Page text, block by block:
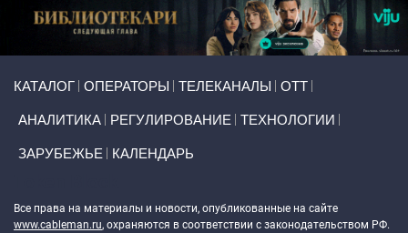
КАТАЛОГ ОПЕРАТОРЫ ТЕЛЕКАНАЛЫ ОТТ
АНАЛИТИКА РЕГУЛИРОВАНИЕ ТЕХНОЛОГИИ
ЗАРУБЕЖЬЕ КАЛЕНДАРЬ
Все права на материалы и новости, опубликованные на сайте
www.cableman.ru, охраняются в соответствии с законодательством РФ.